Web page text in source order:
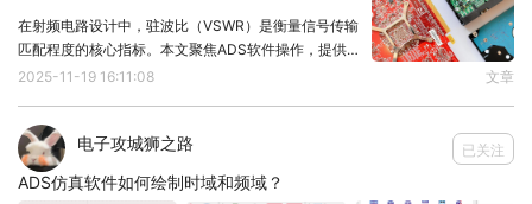
在射频电路设计中，驻波比（VSWR）是衡量信号传输
匹配程度的核心指标。本文聚焦ADS软件操作，提供
无需复杂理论、直接可用的操作步骤。1. 创建仿真项目
选择"Sources-Freq Domai
2025-11-19 16:11:08 文章
电子攻城狮之路 已关注
ADS仿真软件如何绘制时域和频域？